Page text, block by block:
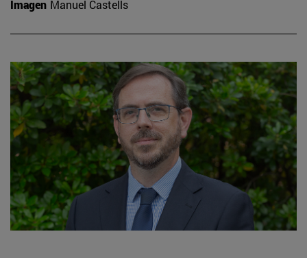
Imagen Manuel Castells